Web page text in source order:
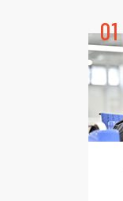
01